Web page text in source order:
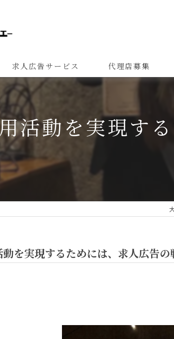
求人広告サービス 代理店募集
活動を実現す
を実現するためには、求人広告